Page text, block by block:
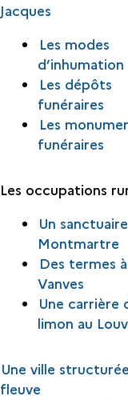
Jacques
Les modes
d’inhumation
Les dépôts
funéraires
Les
funéraires
Les occupations
Un
Montmartre
Des termes à
Vanves
Une carrière
limon au
Une ville
fleuve